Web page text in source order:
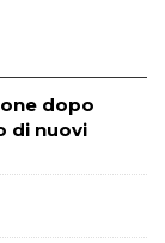
dopo
di nuovi